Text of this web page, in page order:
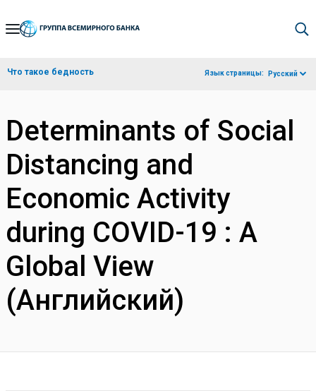
Skip
Navigation
Что такое бедность Язык страницы: Русский
Determinants of Social
Distancing and
Economic Activity
during COVID-19 : A
Global View
(Английский)